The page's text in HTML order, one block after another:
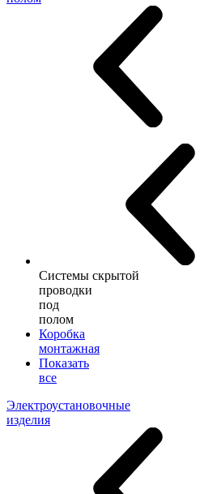
Системы скрытой
проводки
под
полом
Коробка
монтажная
Показать
все
Электроустановочные
изделия